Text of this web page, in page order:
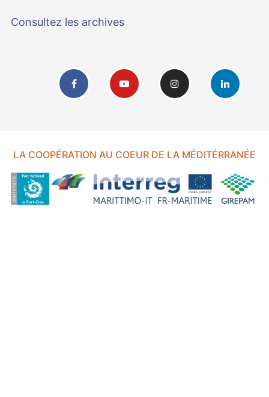
Consultez les archives
LA COOPÉRATION AU COEUR DE LA MÉDITÉRRANÉE